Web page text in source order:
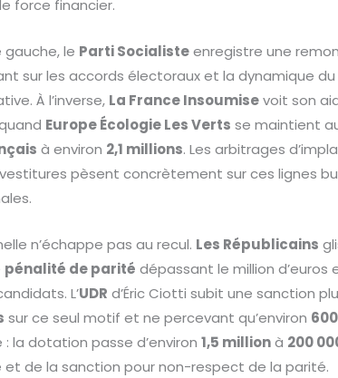
force financier.
le Parti Socialisteenregistre une
sur les accords électoraux et la dynamique du
À l’inverse, La France Insoumisevoit son
Europe Écologie Les Verts se maintient
à environ 2,1 millions. Les arbitrages
pèsent concrètement sur ces lignes
n’échappe pas au recul. Les Républicains
pénalité de parité dépassant le million d’euros
L’UDR d’Éric Ciotti subit une sanction
sur ce seul motif et ne percevant qu’environ
la dotation passe d’environ1,5 millionà 200
de la sanction pour non-respect de la parité.